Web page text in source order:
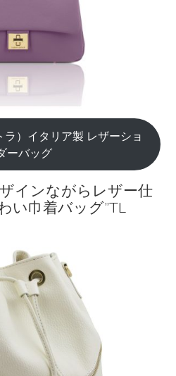
）イタリア製 レザーショ
ーバッグ
インながらレザー仕
い巾着バッグ”TL